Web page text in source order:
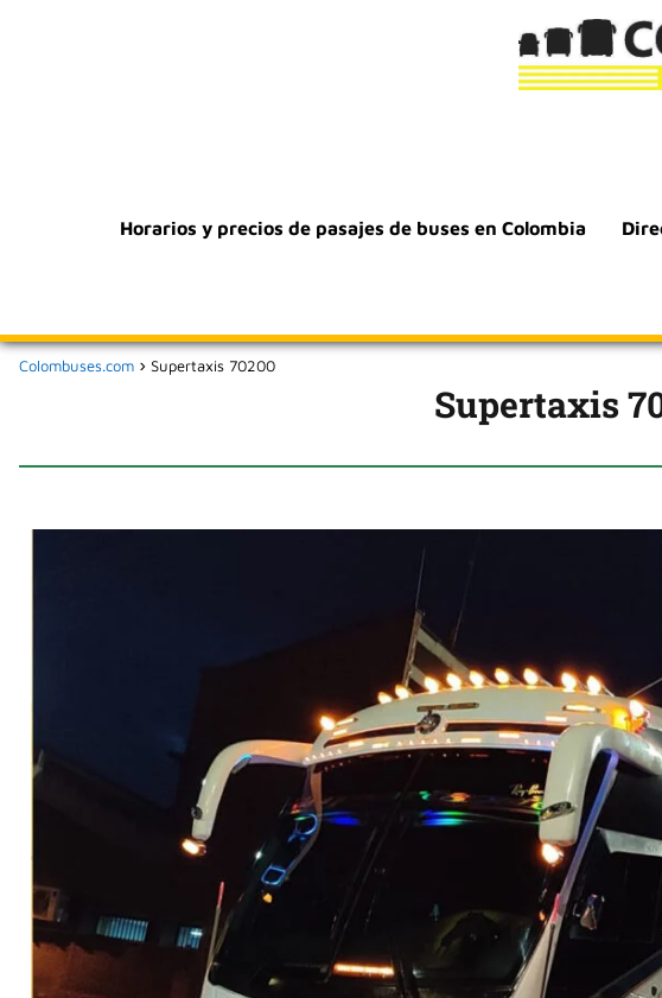
Horarios y precios de pasajes de buses en Colombia
Colombuses.com Supertaxis 70200
Supertaxis